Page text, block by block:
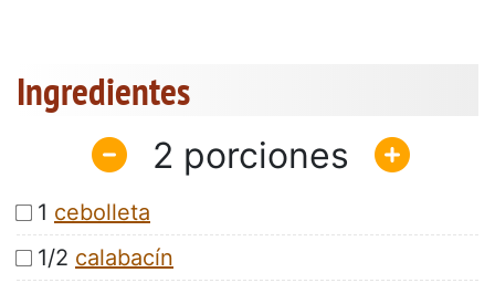
Ingredientes
2
1 cebolleta
1/2 calabacín